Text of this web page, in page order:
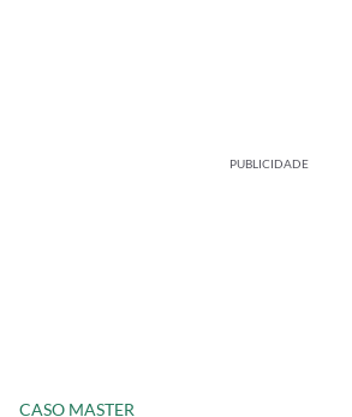
PUBLICIDADE
CASO MASTER